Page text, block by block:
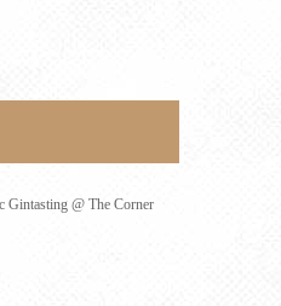
Gintasting @ The Corner